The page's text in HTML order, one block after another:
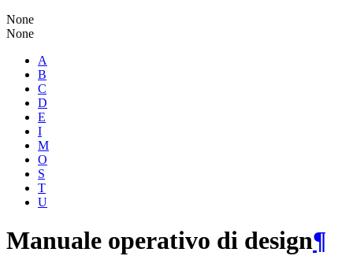
None
None
A
B
C
D
E
I
M
O
S
T
U
Manuale operativo di design¶